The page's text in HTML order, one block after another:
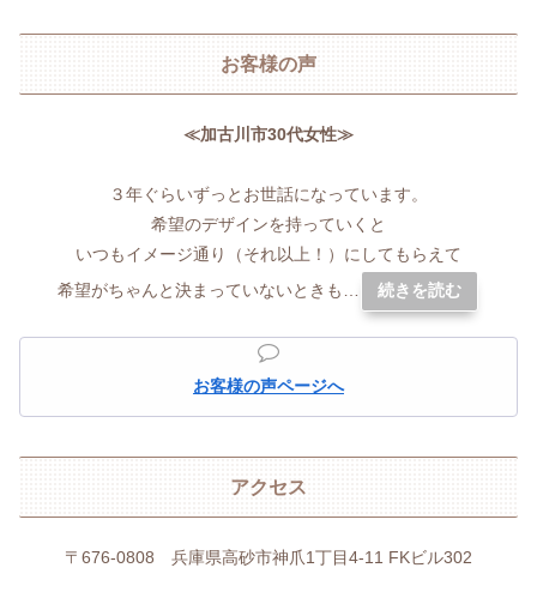
お客様の声
≪加古川市30代女性≫
３年ぐらいずっとお世話になっています。
希望のデザインを持っていくと
いつもイメージ通り（それ以上！）にしてもらえて
希望がちゃんと決まっていないときも…
続きを読む
お客様の声ページへ
アクセス
〒676-0808 兵庫県高砂市神爪1丁目4-11 FKビル302